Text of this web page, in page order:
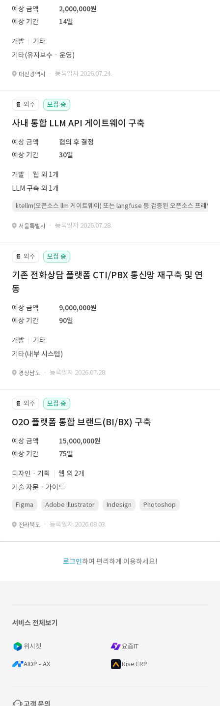
예상 금액
2,000,000원
예상 기간
14일
개발
기타
기타(유지보수ㆍ운영)
대전광역시 · 등록일자 2026.07.24.
📔 외주 모집 중
사내 통합 LLM API 게이트웨이 구축
예상 금액
협의 후 결정
예상 기간
30일
개발
웹 외 1개
LLM 구축 외 1개
litellm(오픈소스 llm 게이트웨이) 또는 langfuse 등 검증된 오픈소스 프레임워
서울특별시 · 등록일자 2026.07.28.
📔 외주 모집 중
기존 전화상담 플랫폼 CTI/PBX 통신망 재구축 및 연
동
예상 금액
9,000,000원
예상 기간
90일
개발
기타
기타(내부 시스템)
경상남도 · 등록일자 2026.07.28.
📔 외주 모집 중
O2O 플랫폼 통합 브랜드(BI/BX) 구축
예상 금액
15,000,000원
예상 기간
75일
디자인 · 기획
웹 외 2개
기술 자문ㆍ가이드
Figma Adobe Illustrator Indesign Photoshop
전라북도 · 등록일자 2026.08.03.
로그인하여 편리하게 이용하세요!
서비스 전체보기
위시켓 요즘IT
AIDP - AX Rise ERP
고객 문의